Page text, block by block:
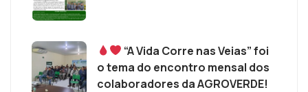
“A Vida Corre nas Veias” foi
o tema do encontro mensal dos
colaboradores da AGROVERDE!